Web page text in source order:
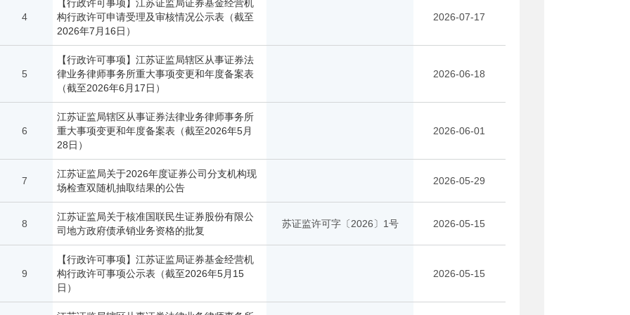
4
【行政许可事项】江苏证监局证券基金经营机
构行政许可申请受理及审核情况公示表（截至
2026年7月16日）
2026-07-17
5
【行政许可事项】江苏证监局辖区从事证券法
律业务律师事务所重大事项变更和年度备案表
（截至2026年6月17日）
2026-06-18
6
江苏证监局辖区从事证券法律业务律师事务所
重大事项变更和年度备案表（截至2026年5月
28日）
2026-06-01
7
江苏证监局关于2026年度证券公司分支机构现
场检查双随机抽取结果的公告
2026-05-29
8
江苏证监局关于核准国联民生证券股份有限公
司地方政府债承销业务资格的批复
苏证监许可字〔2026〕1号 2026-05-15
9
【行政许可事项】江苏证监局证券基金经营机
构行政许可事项公示表（截至2026年5月15
日）
2026-05-15